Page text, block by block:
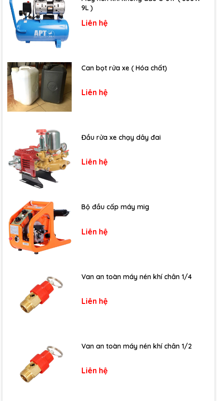
9L )
Liên hệ
Can bọt rửa xe ( Hóa chất)
Liên hệ
Đầu rửa xe chạy dây đai
Liên hệ
Bộ đầu cấp máy mig
Liên hệ
Van an toàn máy nén khí chân 1/4
Liên hệ
Van an toàn máy nén khí chân 1/2
Liên hệ